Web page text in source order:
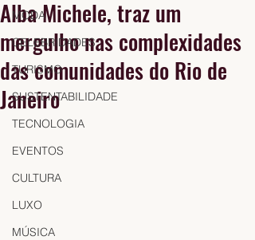
MODA
CELEBRIDADES
TURISMO
SUSTENTABILIDADE
TECNOLOGIA
EVENTOS
CULTURA
LUXO
MÚSICA
Alba Michele, traz um
mergulho nas complexidades
das comunidades do Rio de
Janeiro